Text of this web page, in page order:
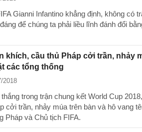
Gianni Infantino khẳng định, không có
để chúng ta phải liều lĩnh đánh đổi
khích, cầu thủ Pháp cởi trần, nhảy
các tổng thống
2018
trong trận chung kết World Cup
cởi trần, nhảy múa trên bàn và hô vang
Pháp và Chủ tịch FIFA.